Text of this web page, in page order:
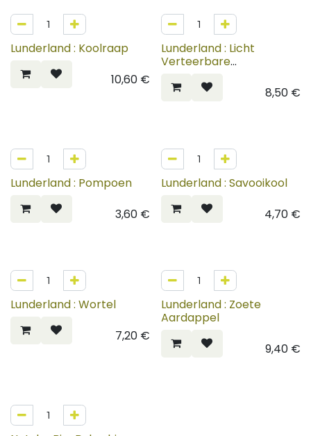
Lunderland : Koolraap
10,60€
Lunderland : Licht
Verteerbare
8,50€
Lunderland : Pompoen
3,60€
Lunderland : Savooikool
4,70€
Lunderland : Wortel
7,20€
Lunderland : Zoete
Aardappel
9,40€